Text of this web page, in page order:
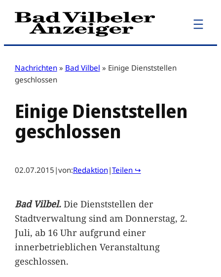
Zum
Inhalt
Nachrichten » Bad Vilbel » Einige Dienststellen
geschlossen
Einige Dienststellen
geschlossen
02.07.2015 |von:Redaktion|Teilen ↪
Bad Vilbel. Die Dienststellen der
Stadtverwaltung sind am Donnerstag, 2.
Juli, ab 16 Uhr aufgrund einer
innerbetrieblichen Veranstaltung
geschlossen.